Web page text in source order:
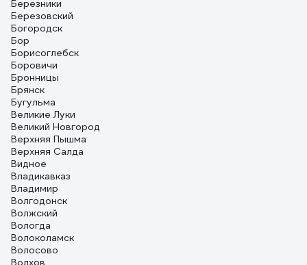
Березники
Березовский
Богородск
Бор
Борисоглебск
Боровичи
Бронницы
Брянск
Бугульма
Великие Луки
Великий Новгород
Верхняя Пышма
Верхняя Салда
Видное
Владикавказ
Владимир
Волгодонск
Волжский
Вологда
Волоколамск
Волосово
Волхов